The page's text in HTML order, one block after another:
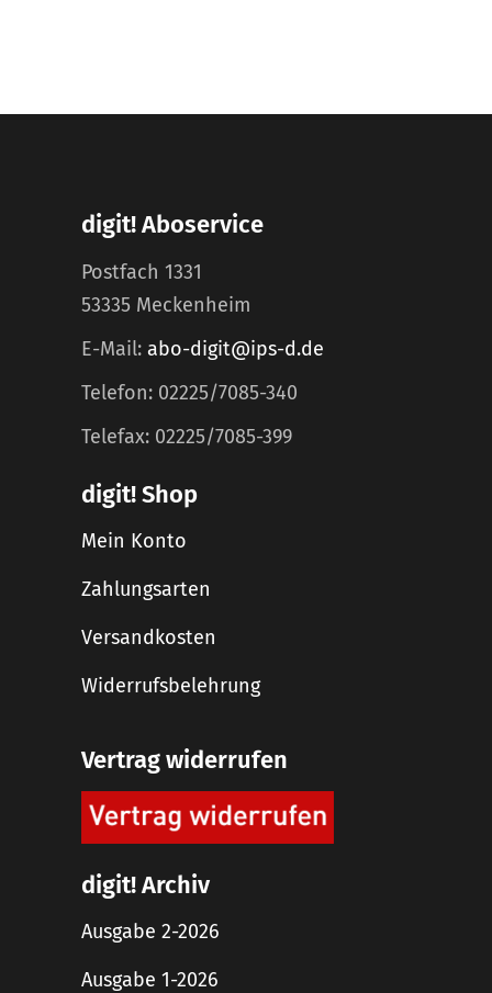
digit! Aboservice
Postfach 1331
53335 Meckenheim
E-Mail: abo-digit@ips-d.de
Telefon: 02225/7085-340
Telefax: 02225/7085-399
digit! Shop
Mein Konto
Zahlungsarten
Versandkosten
Widerrufsbelehrung
Vertrag widerrufen
digit! Archiv
Ausgabe 2-2026
Ausgabe 1-2026